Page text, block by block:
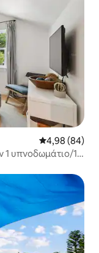
Μέση
4,98 (84)
1 υπνοδωμάτιο/1